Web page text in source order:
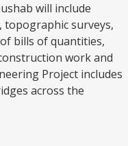
will include
surveys,
bills of quantities,
work and
Project includes
across the